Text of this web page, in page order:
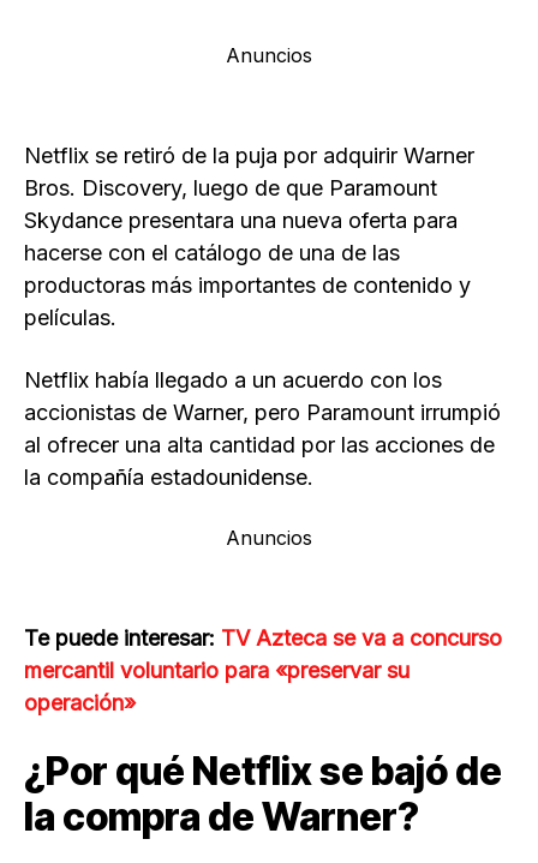
Anuncios
Netflix se retiró de la puja por adquirir Warner
Bros. Discovery, luego de que Paramount
Skydance presentara una nueva oferta para
hacerse con el catálogo de una de las
productoras más importantes de contenido y
películas.
Netflix había llegado a un acuerdo con los
accionistas de Warner, pero Paramount irrumpió
al ofrecer una alta cantidad por las acciones de
la compañía estadounidense.
Anuncios
Te puede interesar: TV Azteca se va a concurso
mercantil voluntario para «preservar su
operación»
¿Por qué Netflix se bajó de
la compra de Warner?